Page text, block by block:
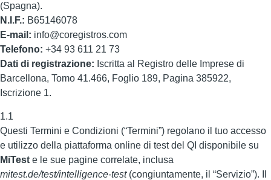
(Spagna).
N.I.F.: B65146078
E-mail: info@coregistros.com
Telefono: +34 93 611 21 73
Dati di registrazione: Iscritta al Registro delle Imprese di
Barcellona, Tomo 41.466, Foglio 189, Pagina 385922,
Iscrizione 1.
1.1
Questi Termini e Condizioni (“Termini”) regolano il tuo accesso
e utilizzo della piattaforma online di test del QI disponibile su
MiTest e le sue pagine correlate, inclusa
mitest.de/test/intelligence-test(congiuntamente, il “Servizio”). Il